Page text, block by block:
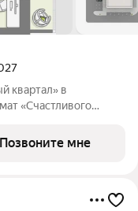
квартал» в
с более
Позвоните мне